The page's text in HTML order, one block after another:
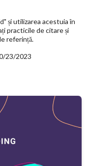
și utilizarea acestuia în
practicile de citare și
referință.
23/2023